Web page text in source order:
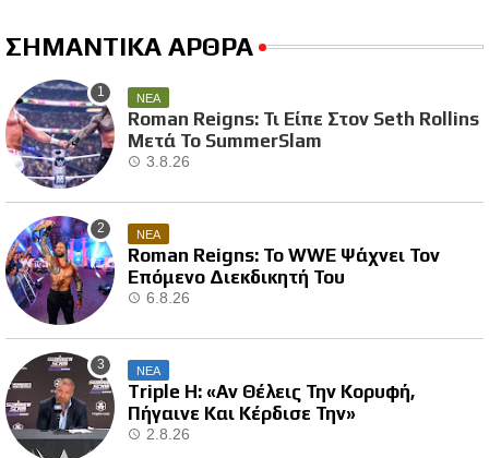
ΣΗΜΑΝΤΙΚΑ ΑΡΘΡΑ
ΝΕΑ
Roman Reigns: Τι Είπε Στον Seth Rollins
Μετά Το SummerSlam
3.8.26
ΝΕΑ
Roman Reigns: Το WWE Ψάχνει Τον
Επόμενο Διεκδικητή Του
6.8.26
ΝΕΑ
Triple H: «Αν Θέλεις Την Κορυφή,
Πήγαινε Και Κέρδισε Την»
2.8.26